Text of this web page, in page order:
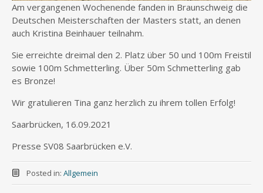
Am vergangenen Wochenende fanden in Braunschweig die
Deutschen Meisterschaften der Masters statt, an denen
auch Kristina Beinhauer teilnahm.
Sie erreichte dreimal den 2. Platz über 50 und 100m Freistil
sowie 100m Schmetterling. Über 50m Schmetterling gab
es Bronze!
Wir gratulieren Tina ganz herzlich zu ihrem tollen Erfolg!
Saarbrücken, 16.09.2021
Presse SV08 Saarbrücken e.V.
Posted in: Allgemein